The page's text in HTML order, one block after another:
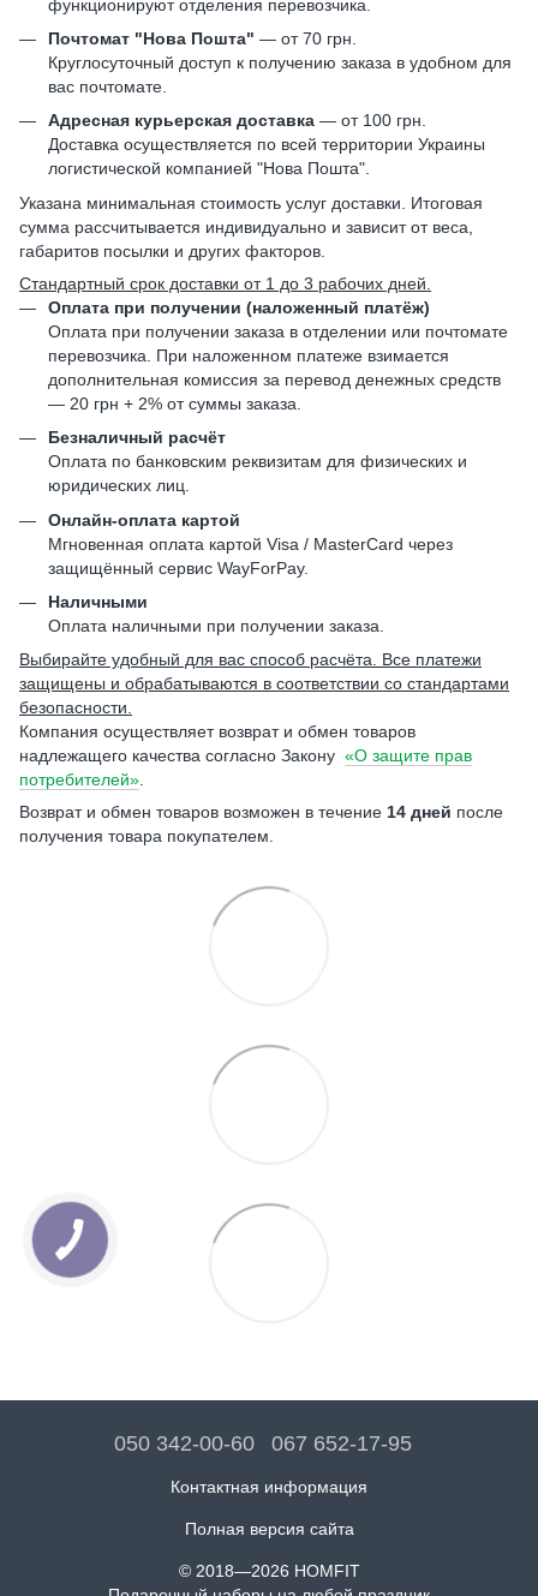
функционируют отделения перевозчика.
Почтомат "Нова Пошта" — от 70 грн.
Круглосуточный доступ к получению заказа в удобном для
вас почтомате.
Адресная курьерская доставка — от 100 грн.
Доставка осуществляется по всей территории Украины
логистической компанией "Нова Пошта".
Указана минимальная стоимость услуг доставки. Итоговая
сумма рассчитывается индивидуально и зависит от веса,
габаритов посылки и других факторов.
Стандартный срок доставки от 1 до 3 рабочих дней.
Оплата при получении (наложенный платёж)
Оплата при получении заказа в отделении или почтомате
перевозчика. При наложенном платеже взимается
дополнительная комиссия за перевод денежных средств
— 20 грн + 2% от суммы заказа.
Безналичный расчёт
Оплата по банковским реквизитам для физических и
юридических лиц.
Онлайн-оплата картой
Мгновенная оплата картой Visa / MasterCard через
защищённый сервис WayForPay.
Наличными
Оплата наличными при получении заказа.
Выбирайте удобный для вас способ расчёта. Все платежи
защищены и обрабатываются в соответствии со стандартами
безопасности.
Компания осуществляет возврат и обмен товаров
надлежащего качества согласно Закону «О защите прав
потребителей».
Возврат и обмен товаров возможен в течение 14 дней после
получения товара покупателем.
050 342-00-60 067 652-17-95
Контактная информация
Полная версия сайта
© 2018—2026 HOMFIT